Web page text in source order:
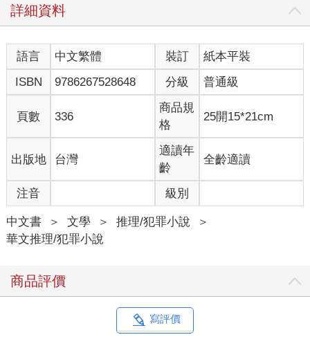
「每次叫我許如心表示你心裡有鬼。」只好陪上乾笑。
離小玉預產期還有三天，本來他想算了，可是阿姨介紹的客戶，
不去不好意思。拉保險全靠呷好逗相報，第一趟跑遍電話簿上所
有親戚朋友，第二趟就得靠第一趟跑出的客戶介紹新客戶。阿姨
替他說服兩名高中同學，壽險、醫療險、意外險各來一份，宜蘭
雖遠也得去。
兩位阿姨的問題多，他耐心解釋，再簽下阿姨們的先生、孩子，
多出五張保單，回程晚了一個多小時才出發，往北經過礁溪，左
轉進山路時飄小雨。山下小雨，到了山裡大概變成大雨，不過也
不一定，前方兩輛重機以八十公里時速飆進彎道，激起的水花噴
他一頭一臉。野狼雖老，一年多前全面整修過，沒聽說重機的防
水效果比其他機車好，穿皮褲皮靴的重機騎士不怕下雨，騎野狼
的也沒怕的道理。
拐進小金面沒多久雨勢果然轉大，天氣變得陰沉，雨衣失去防雨
功能，黏在長褲，溼透的長褲黏在小腿，繃緊的小腿貼著發燙的
引擎。
了一個拐，不如等下一個拐。過了第四個拐，又想已經走了一
半，除了幾輛小貨車，路面空蕩，騎慢點就是了。
因此他順利通過九彎十八拐，再下去沒太多大彎道，到坪林叩小
玉，趕不及回去吃晚飯，他在坪林吃，帶半斤包種回去送老丈
詳細資料
語言 中文繁體 裝訂
紙本平裝
ISBN
9786267528648 分級 普通級
頁數 336
商品規
格
25開15*21cm
出版地 台灣
適讀年
齡
全齡適讀
注音 級別
中文書 ＞ 文學 ＞ 推理/犯罪小說
＞
華文推理/犯罪小說
商品評價
寫評價